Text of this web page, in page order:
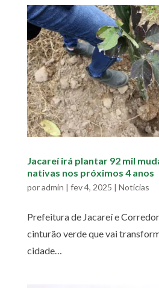
Jacareí irá plantar 92 mil
nativas nos próximos 4 anos
poradmin | fev 4, 2025 | Notícias
Prefeitura de Jacareí e
cinturão verde que vai
cidade…